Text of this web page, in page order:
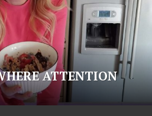
ATTENTION